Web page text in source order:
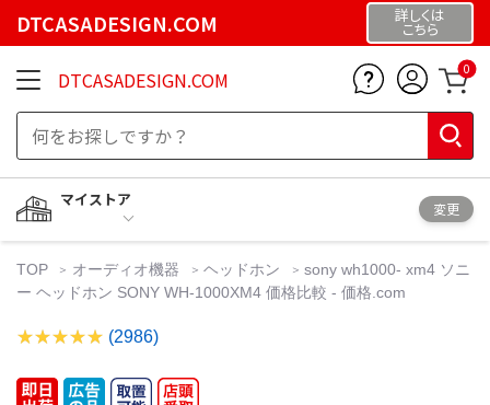
DTCASADESIGN.COM 詳しくは
こちら
DTCASADESIGN.COM 0
マイストア
変更
TOP オーディオ機器 ヘッドホン
sony wh1000- xm4 ソニ
ー ヘッドホン SONY WH-1000XM4 価格比較 - 価格.com
(2986)